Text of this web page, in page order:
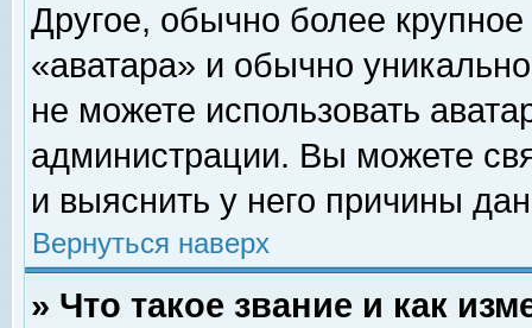
Другое, обычно более
«аватара» и обычно
не можете использовать
администрации. Вы можете
и выяснить у него причины
Вернуться наверх
» Что такое звание и как